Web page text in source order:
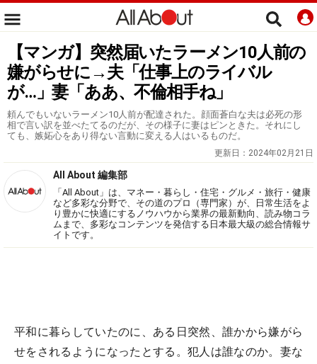
【マンガ】突然届いたラーメン10人前の
嫌がらせに→夫「仕事上のライバル
が…」妻「ああ、不倫相手ね」
頼んでもいないラーメン10人前が配達された。顔面蒼白な夫は必死の形
相で言い訳を並べたてるのだが、その様子に妻はピンときた。それにし
ても、嫉妬心をあり得ない言動に変える人はいるものだ。
更新日： 2024年02月21日
All About 編集部
「All About」は、マネー・暮らし・住宅・グルメ・旅行・健康
など多彩な分野で、その道のプロ（専門家）が、日常生活をよ
り豊かに快適にするノウハウから業界の最新動向、読み物コラ
ムまで、多彩なコンテンツを発信する日本最大級の総合情報サ
イトです。
平和に暮らしていたのに、ある日突然、誰かから嫌がら
せをされるようになったとする。犯人は誰なのか。妻な